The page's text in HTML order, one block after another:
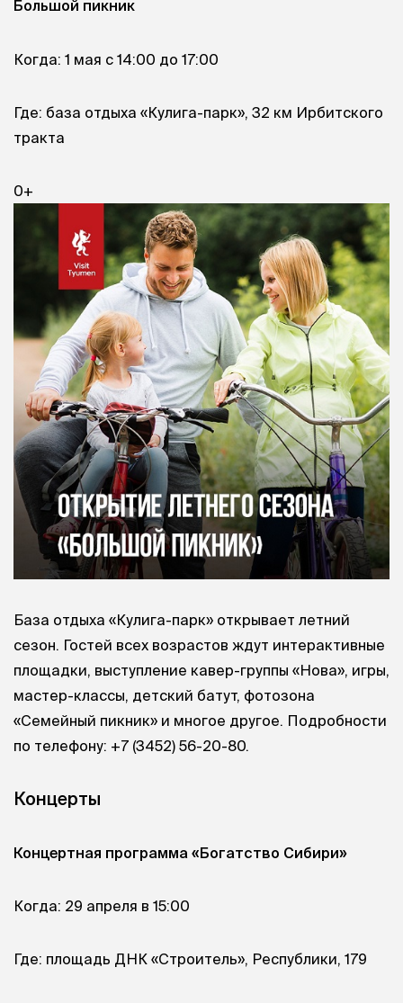
Большой пикник
Когда: 1 мая с 14:00 до 17:00
Где: база отдыха «Кулига-парк», 32 км Ирбитского
тракта
0+
База отдыха «Кулига-парк» открывает летний
сезон. Гостей всех возрастов ждут интерактивные
площадки, выступление кавер-группы «Нова», игры,
мастер-классы, детский батут, фотозона
«Семейный пикник» и многое другое. Подробности
по телефону: +7 (3452) 56-20-80.
Концерты
Концертная программа «Богатство Сибири»
Когда: 29 апреля в 15:00
Где: площадь ДНК «Строитель», Республики, 179